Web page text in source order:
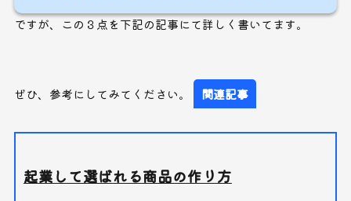
ですが、この３点を下記の記事にて詳しく書いてます。
ぜひ、参考にしてみてください。 関連記事
起業して選ばれる商品の作り方